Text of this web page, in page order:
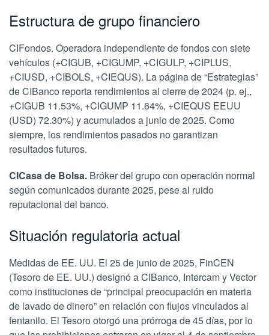
Estructura de grupo financiero
CIFondos. Operadora independiente de fondos con siete
vehículos (+CIGUB, +CIGUMP, +CIGULP, +CIPLUS,
+CIUSD, +CIBOLS, +CIEQUS). La página de “Estrategias”
de CIBanco reporta rendimientos al cierre de 2024 (p. ej.,
+CIGUB 11.53%, +CIGUMP 11.64%, +CIEQUS EEUU
(USD) 72.30%) y acumulados a junio de 2025. Como
siempre, los rendimientos pasados no garantizan
resultados futuros.
CICasa de Bolsa. Bróker del grupo con operación normal
según comunicados durante 2025, pese al ruido
reputacional del banco.
Situación regulatoria actual
Medidas de EE. UU. El 25 de junio de 2025, FinCEN
(Tesoro de EE. UU.) designó a CIBanco, Intercam y Vector
como instituciones de “principal preocupación en materia
de lavado de dinero” en relación con flujos vinculados al
fentanilo. El Tesoro otorgó una prórroga de 45 días, por lo